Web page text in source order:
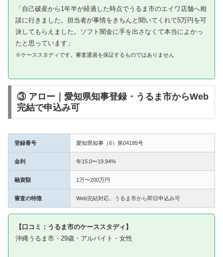
「自己破産から1年半が経過した時点でうるま市のエイワ店舗へ相
談に行きました。担当者が事情をきちんと聞いてくれて5万円を可
決してもらえました。ソフト闇金に手を出さなくて本当によかっ
たと思っています」
※ケーススタディです。審査通過を保証するものではありません
③ アロー｜愛知県知事登録・うるま市からWeb
完結で申込み可
登録番号 愛知県知事（6）第04195号
金利 年15.0〜19.94%
融資額 1万〜200万円
審査の特徴 Web完結対応。うるま市から即日申込み可
【口コミ：うるま市のケーススタディ】
沖縄うるま市・29歳・アルバイト・女性